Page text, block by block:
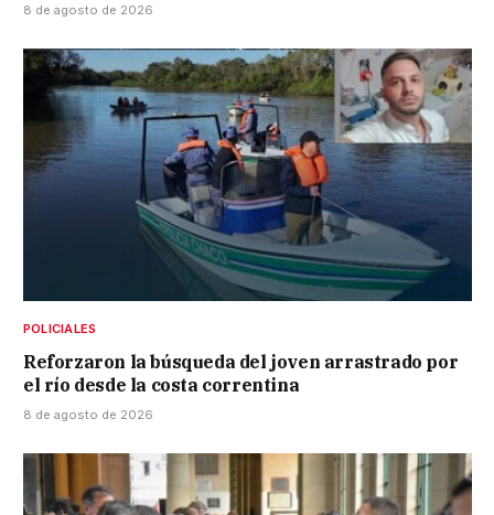
8 de agosto de 2026
POLICIALES
Reforzaron la búsqueda del joven arrastrado por
el río desde la costa correntina
8 de agosto de 2026